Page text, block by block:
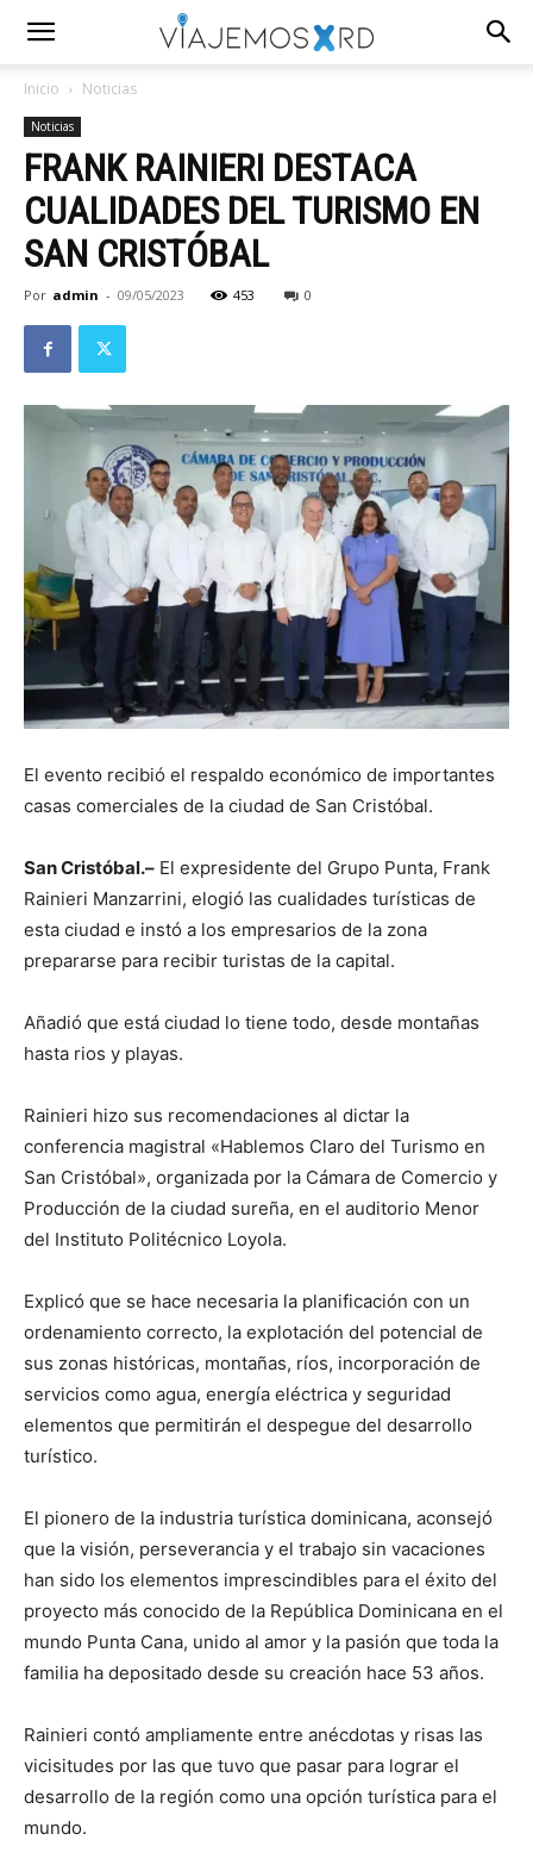
Inicio Noticias
Noticias
FRANK RAINIERI DESTACA
CUALIDADES DEL TURISMO EN
SAN CRISTÓBAL
Por admin - 09/05/2023 453 0
El evento recibió el respaldo económico de importantes
casas comerciales de la ciudad de San Cristóbal.
San Cristóbal.– El expresidente del Grupo Punta, Frank
Rainieri Manzarrini, elogió las cualidades turísticas de
esta ciudad e instó a los empresarios de la zona
prepararse para recibir turistas de la capital.
Añadió que está ciudad lo tiene todo, desde montañas
hasta rios y playas.
Rainieri hizo sus recomendaciones al dictar la
conferencia magistral «Hablemos Claro del Turismo en
San Cristóbal», organizada por la Cámara de Comercio y
Producción de la ciudad sureña, en el auditorio Menor
del Instituto Politécnico Loyola.
Explicó que se hace necesaria la planificación con un
ordenamiento correcto, la explotación del potencial de
sus zonas históricas, montañas, ríos, incorporación de
servicios como agua, energía eléctrica y seguridad
elementos que permitirán el despegue del desarrollo
turístico.
El pionero de la industria turística dominicana, aconsejó
que la visión, perseverancia y el trabajo sin vacaciones
han sido los elementos imprescindibles para el éxito del
proyecto más conocido de la República Dominicana en el
mundo Punta Cana, unido al amor y la pasión que toda la
familia ha depositado desde su creación hace 53 años.
Rainieri contó ampliamente entre anécdotas y risas las
vicisitudes por las que tuvo que pasar para lograr el
desarrollo de la región como una opción turística para el
mundo.